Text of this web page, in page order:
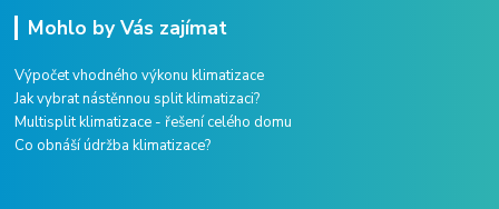
Mohlo by Vás zajímat
Výpočet vhodného výkonu klimatizace
Jak vybrat nástěnnou split klimatizaci?
Multisplit klimatizace - řešení celého domu
Co obnáší údržba klimatizace?